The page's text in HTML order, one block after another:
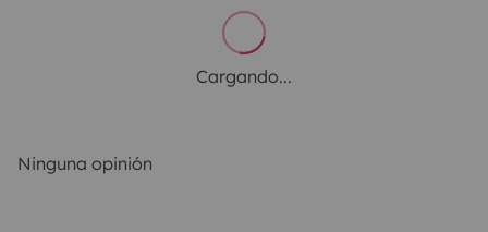
Cargando...
Ninguna opinión